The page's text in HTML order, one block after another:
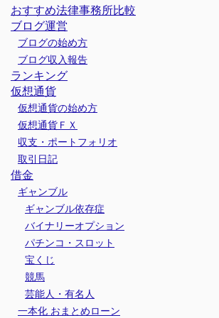
おすすめ法律事務所比較
ブログ運営
ブログの始め方
ブログ収入報告
ランキング
仮想通貨
仮想通貨の始め方
仮想通貨ＦＸ
収支・ポートフォリオ
取引日記
借金
ギャンブル
ギャンブル依存症
バイナリーオプション
パチンコ・スロット
宝くじ
競馬
芸能人・有名人
一本化 おまとめローン